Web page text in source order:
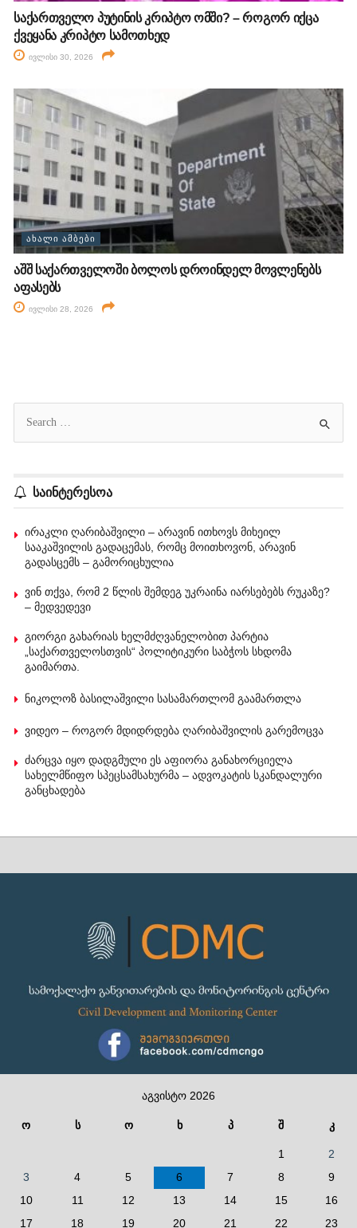
საქართველო პუტინის კრიპტო ომში? – როგორ იქცა
ქვეყანა კრიპტო სამოთხედ
ივლისი 30, 2026
ᲐᲮᲐᲚᲘ ᲐᲛᲑᲔᲑᲘ
აშშ საქართველოში ბოლოს დროინდელ მოვლენებს
აფასებს
ივლისი 28, 2026
საინტერესოა
ირაკლი ღარიბაშვილი – არავინ ითხოვს მიხეილ
სააკაშვილის გადაცემას, რომც მოითხოვონ, არავინ
გადასცემს – გამორიცხულია
ვინ თქვა, რომ 2 წლის შემდეგ უკრაინა იარსებებს რუკაზე?
– მედვედევი
გიორგი გახარიას ხელმძღვანელობით პარტია
„საქართველოსთვის“ პოლიტიკური საბჭოს სხდომა
გაიმართა.
ნიკოლოზ ბასილაშვილი სასამართლომ გაამართლა
ვიდეო – როგორ მდიდრდება ღარიბაშვილის გარემოცვა
ძარცვა იყო დადგმული ეს აფიორა განახორციელა
სახელმწიფო სპეცსამსახურმა – ადვოკატის სკანდალური
განცხადება
აგვისტო 2026
ო ს ო ხ პ შ კ
1
2
3
4 5 6 7 8
9
10
11 12 13 14 15
16
17
18 19 20 21 22 23